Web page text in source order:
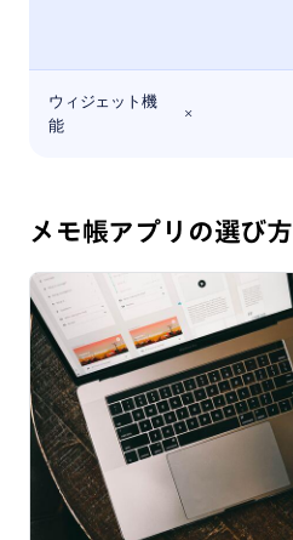
ウィジェット機
能
×
メモ帳アプリの選び方